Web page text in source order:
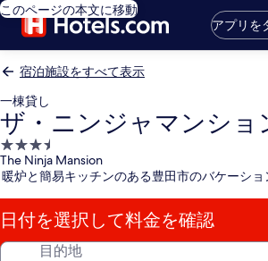
このページの本文に移動
アプリを
宿泊施設をすべて表示
一棟貸し
ザ・ニンジャマンショ
3.5
つ
星
宿
泊
施
The Ninja Mansion
暖炉と簡易キッチンのある豊田市のバケーショ
日付を選択して料金を確認
目的地